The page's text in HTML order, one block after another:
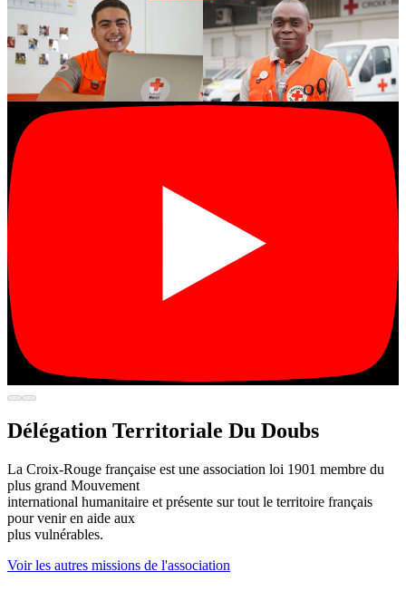
Délégation Territoriale Du Doubs
La Croix-Rouge française est une association loi 1901 membre du
plus grand Mouvement
international humanitaire et présente sur tout le territoire français
pour venir en aide aux
plus vulnérables.
Voir les autres missions de l'association